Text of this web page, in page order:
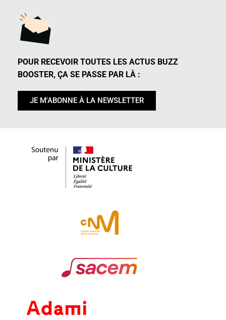
POUR RECEVOIR TOUTES LES ACTUS BUZZ
BOOSTER, ÇA SE PASSE PAR LÀ :
JE M'ABONNE À LA NEWSLETTER